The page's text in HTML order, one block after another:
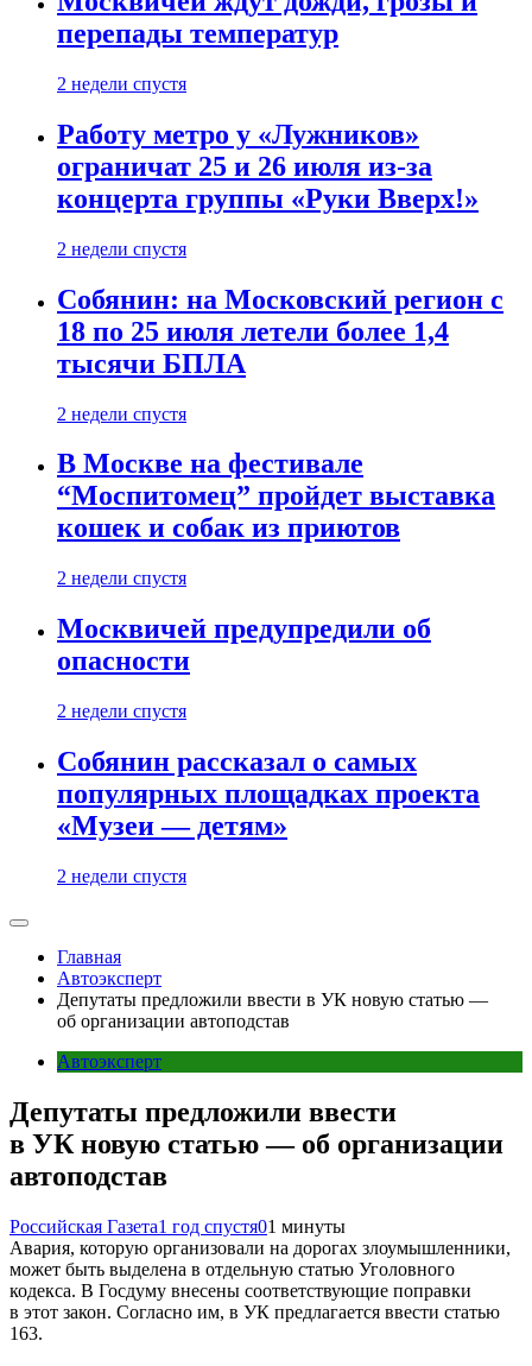
перепады температур
2 недели спустя
Работу метро у «Лужников»
ограничат 25 и 26 июля из-за
концерта группы «Руки Вверх!»
2 недели спустя
Собянин: на Московский регион с
18 по 25 июля летели более 1,4
тысячи БПЛА
2 недели спустя
В Москве на фестивале
“Моспитомец” пройдет выставка
кошек и собак из приютов
2 недели спустя
Москвичей предупредили об
опасности
2 недели спустя
Собянин рассказал о самых
популярных площадках проекта
«Музеи — детям»
2 недели спустя
Главная
Автоэксперт
Депутаты предложили ввести в УК новую статью —
об организации автоподстав
Автоэксперт
Депутаты предложили ввести
в УК новую статью — об организации
автоподстав
Российская Газета1 год спустя01 минуты
Авария, которую организовали на дорогах злоумышленники,
может быть выделена в отдельную статью Уголовного
кодекса. В Госдуму внесены соответствующие поправки
в этот закон. Согласно им, в УК предлагается ввести статью
163.